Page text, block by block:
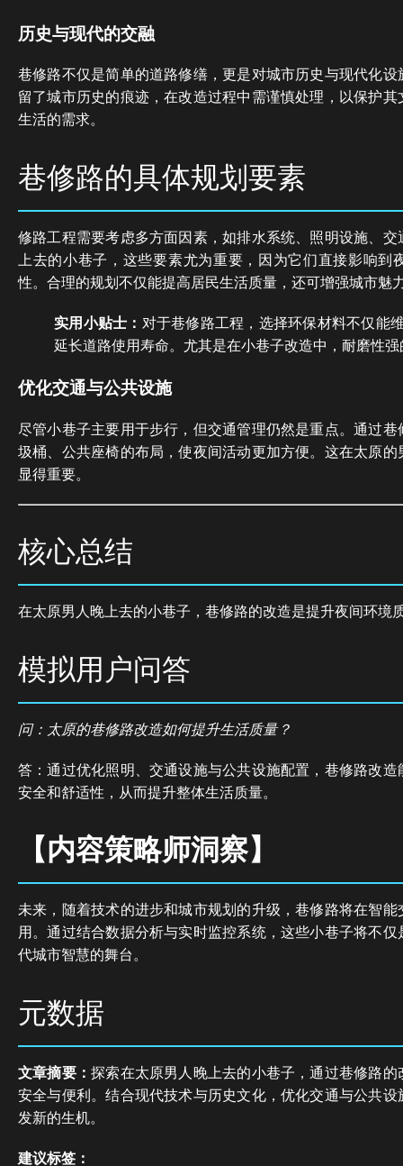
历史与现代的交融
巷修路不仅是简单的道路修缮，更是对城市历史与现代化
留了城市历史的痕迹，在改造过程中需谨慎处理，以保护
生活的需求。
巷修路的具体规划要素
修路工程需要考虑多方面因素，如排水系统、照明设施、
上去的小巷子，这些要素尤为重要，因为它们直接影响到
性。合理的规划不仅能提高居民生活质量，还可增强城市魅
实用小贴士： 对于巷修路工程，选择环保材料不仅能
延长道路使用寿命。尤其是在小巷子改造中，耐磨性
优化交通与公共设施
尽管小巷子主要用于步行，但交通管理仍然是重点。通过
圾桶、公共座椅的布局，使夜间活动更加方便。这在太原
显得重要。
核心总结
在太原男人晚上去的小巷子，巷修路的改造是提升夜间环境
模拟用户问答
问：太原的巷修路改造如何提升生活质量？
答：通过优化照明、交通设施与公共设施配置，巷修路改
安全和舒适性，从而提升整体生活质量。
【内容策略师洞察】
未来，随着技术的进步和城市规划的升级，巷修路将在智
用。通过结合数据分析与实时监控系统，这些小巷子将不
代城市智慧的舞台。
元数据
文章摘要：探索在太原男人晚上去的小巷子，通过巷修路
安全与便利。结合现代技术与历史文化，优化交通与公共
发新的生机。
建议标签：